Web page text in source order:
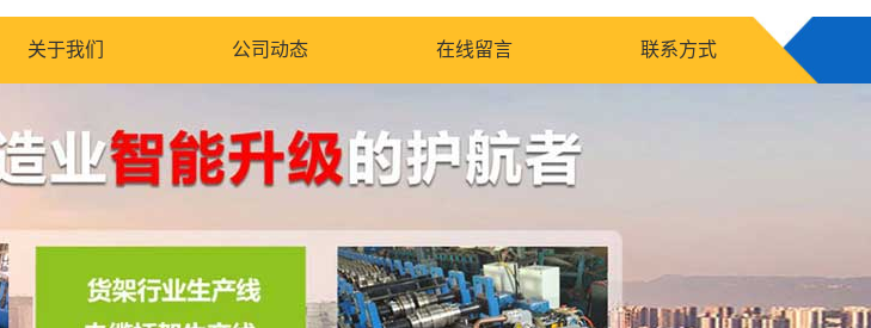
关于我们 公司动态 在线留言 联系方式